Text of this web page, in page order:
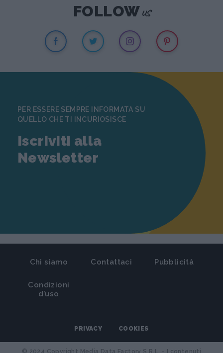
FOLLOWus
PER ESSERE SEMPRE INFORMATA SU
QUELLO CHE TI INCURIOSISCE
Iscriviti alla
Newsletter
Chi siamo Contattaci Pubblicità
Condizioni
d’uso
PRIVACY COOKIES